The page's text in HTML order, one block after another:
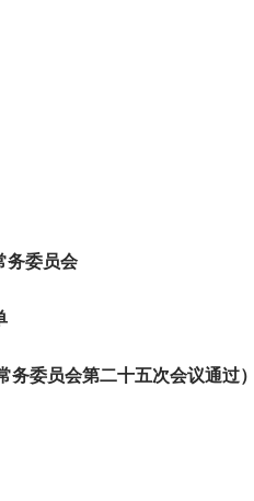
务委员会
务委员会第二十五次会议通过）